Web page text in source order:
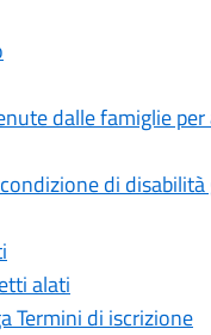
dalle famiglie
di
alati
Termini di iscrizione